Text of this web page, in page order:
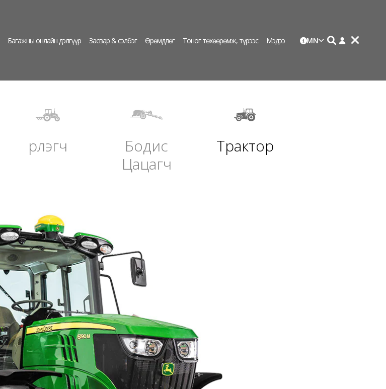
Багажны онлайн дэлгүүр Засвар & сэлбэг Өрөмдлөг Тоног төхөөрөмж, түрээс Мэдээ MN
Үрлэгч
Бодис
Цацагч
Трактор